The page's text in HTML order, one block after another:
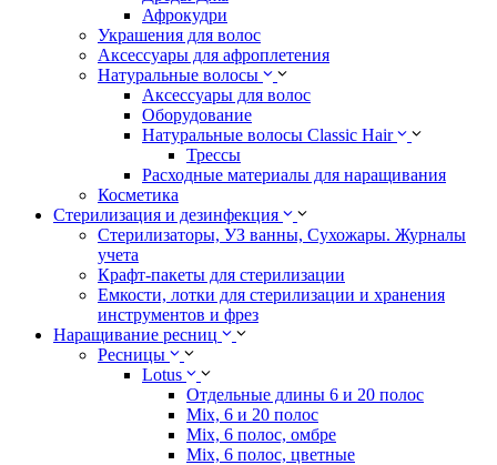
Афрокудри
Украшения для волос
Аксессуары для афроплетения
Натуральные волосы
Аксессуары для волос
Оборудование
Натуральные волосы Classic Hair
Трессы
Расходные материалы для наращивания
Косметика
Стерилизация и дезинфекция
Стерилизаторы, УЗ ванны, Сухожары. Журналы
учета
Крафт-пакеты для стерилизации
Емкости, лотки для стерилизации и хранения
инструментов и фрез
Наращивание ресниц
Ресницы
Lotus
Отдельные длины 6 и 20 полос
Mix, 6 и 20 полос
Mix, 6 полос, омбре
Mix, 6 полос, цветные